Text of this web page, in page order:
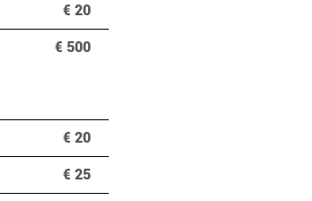
€ 20
€ 500
€ 20
€ 25